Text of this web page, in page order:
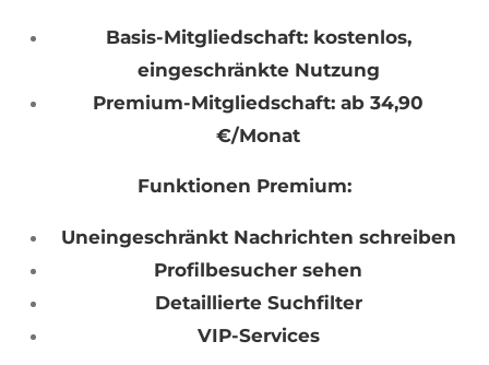
Basis-Mitgliedschaft: kostenlos,
eingeschränkte Nutzung
Premium-Mitgliedschaft: ab 34,90
€/Monat
Funktionen Premium:
Uneingeschränkt Nachrichten schreiben
Profilbesucher sehen
Detaillierte Suchfilter
VIP-Services